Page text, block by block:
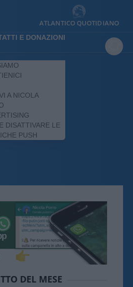
ATLANTICO QUOTIDIANO
E DONAZIONI
A NICOLA
DISATTIVARE LE
PUSH
DEL MESE